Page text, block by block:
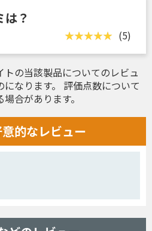
？
(5)
の当該製品についてのレビュ
なります。 評価点数について
合があります。
的なレビュー